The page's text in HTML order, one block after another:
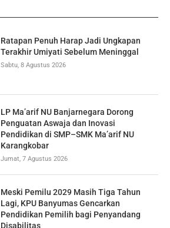
Ratapan Penuh Harap Jadi Ungkapan
Terakhir Umiyati Sebelum Meninggal
Sabtu, 8 Agustus 2026
LP Ma’arif NU Banjarnegara Dorong
Penguatan Aswaja dan Inovasi
Pendidikan di SMP–SMK Ma’arif NU
Karangkobar
Jumat, 7 Agustus 2026
Meski Pemilu 2029 Masih Tiga Tahun
Lagi, KPU Banyumas Gencarkan
Pendidikan Pemilih bagi Penyandang
Disabilitas